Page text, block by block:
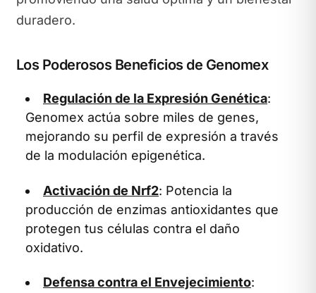
duradero.
Los Poderosos Beneficios de Genomex
Regulación de la Expresión Genética:
Genomex actúa sobre miles de genes,
mejorando su perfil de expresión a través
de la modulación epigenética.
Activación de Nrf2: Potencia la
producción de enzimas antioxidantes que
protegen tus células contra el daño
oxidativo.
Defensa contra el Envejecimiento: